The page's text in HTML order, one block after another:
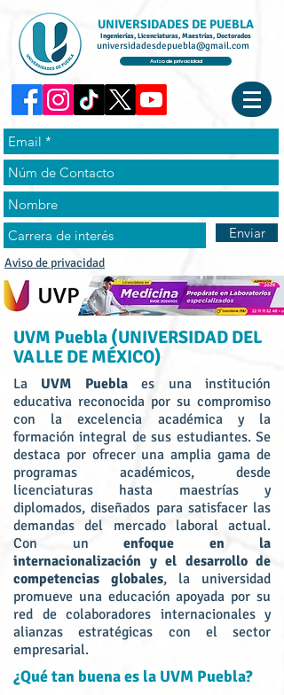
UNIVERSIDADES DE PUEBLA
Ingenierías, Licenciaturas, Maestrías, Doctorados
universidadesdepuebla@gmail.com
Aviso de privacidad
Enviar
Aviso de privacidad
UVM Puebla (UNIVERSIDAD DEL
VALLE DE MÉXICO)
La UVM Pueblaes una institución
educativa reconocida por su compromiso
con la excelencia académica y la
formación integral de sus estudiantes. Se
destaca por ofrecer una amplia gama de
programas académicos, desde
licenciaturas hasta maestrías y
diplomados, diseñados para satisfacer las
demandas del mercado laboral actual.
Con un enfoque en la
internacionalización y el desarrollo de
competencias globales, la universidad
promueve una educación apoyada por su
red de colaboradores internacionales y
alianzas estratégicas con el sector
empresarial.
¿Qué tan buena es la UVM Puebla?